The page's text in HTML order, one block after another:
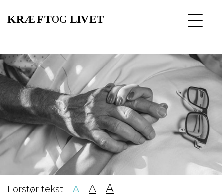
til
Forstør tekst A A A